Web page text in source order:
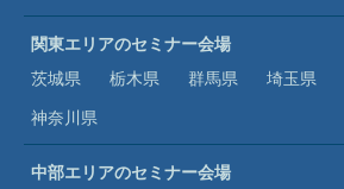
関東エリアのセミナー会場
茨城県
栃木県 群馬県 埼玉県
神奈川県
中部エリアのセミナー会場